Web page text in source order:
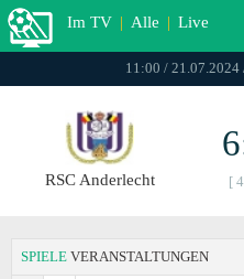
Im TV | Alle | Live
11:00 / 21.07.2024
RSC Anderlecht [
SPIELE VERANSTALTUNGEN